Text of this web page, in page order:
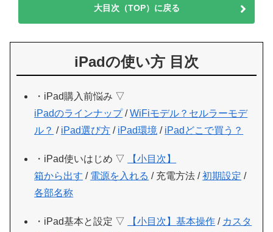
大目次（TOP）に戻る
iPadの使い方 目次
・iPad購入前悩み ▽
iPadのラインナップ/WiFiモデル？セルラーモデ
ル？ / iPad選び方 / iPad環境 / iPadどこで買う？
・iPad使いはじめ ▽
【小目次】
箱から出す / 電源を入れる / 充電方法 /初期設定 /
各部名称
・iPad基本と設定 ▽ 【小目次】基本操作 / カスタ